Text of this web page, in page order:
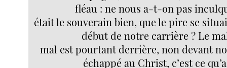
fléau : ne nous a-t-on pas
était le souverain bien, que le pire se
début de notre carrière ? Le
mal est pourtant derrière, non devant
échappé au Christ, c’est ce